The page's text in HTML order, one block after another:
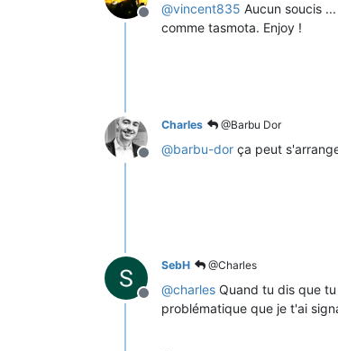
Offline
@vincent835 Aucun soucis
comme tasmota. Enjoy !
Offline
Charles @Barbu Dor
@barbu-dor ça peut
Offline
SebH @Charles
@charles Quand tu dis que
problématique que je t'ai